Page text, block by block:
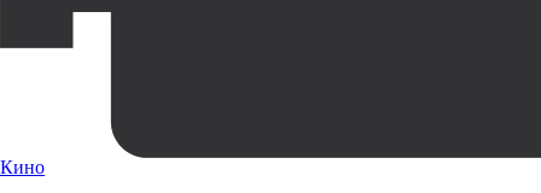
Кино